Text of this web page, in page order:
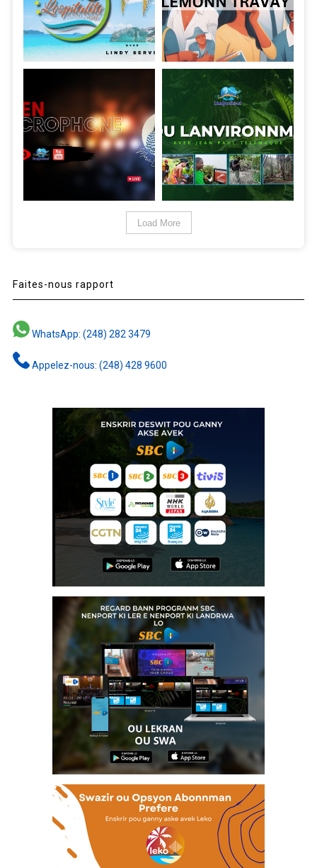
Load More
Faites-nous rapport
WhatsApp: (248) 282 3479
Appelez-nous: (248) 428 9600